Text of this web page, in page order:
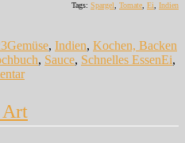
Tags: Spargel, Tomate, Ei, Indien
Gemüse, Indien, Kochen, Backen
, Sauce, Schnelles EssenEi,
zu
indischer
Tomatensauce
Art